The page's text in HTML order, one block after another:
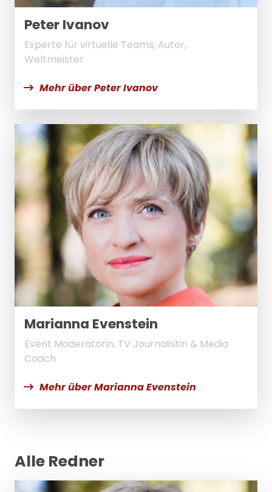
Peter Ivanov
Experte für virtuelle Teams, Autor,
Weltmeister
Mehr über Peter Ivanov
Marianna Evenstein
Event Moderatorin, TV Journalistin & Media
Coach
Mehr über Marianna Evenstein
Alle Redner